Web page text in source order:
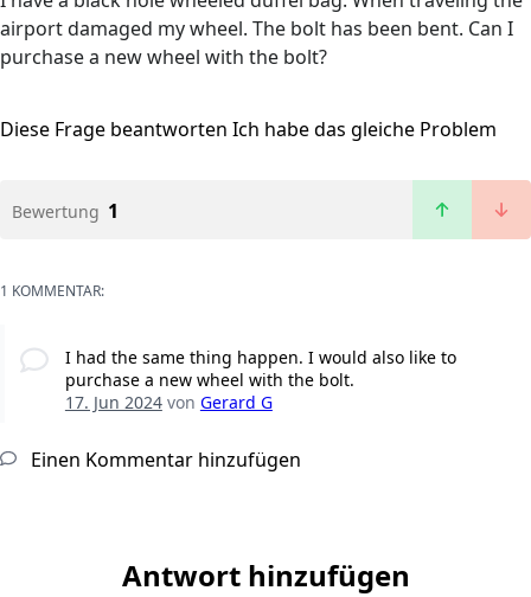
airport damaged my wheel. The bolt has been bent. Can I
purchase a new wheel with the bolt?
Diese Frage beantworten Ich habe das gleiche Problem
Bewertung 1
1 KOMMENTAR:
I had the same thing happen. I would also like to
purchase a new wheel with the bolt.
17. Jun 2024von Gerard G
Einen Kommentar hinzufügen
Antwort hinzufügen